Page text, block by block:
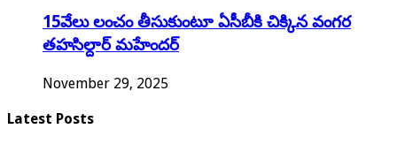
15వేలు లంచం తీసుకుంటూ ఏసీబీకి చిక్కిన వంగర
తహసిల్దార్ మహేందర్
November 29, 2025
Latest Posts